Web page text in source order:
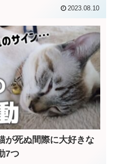
2023.08.10
が死ぬ間際に大好きな
7つ